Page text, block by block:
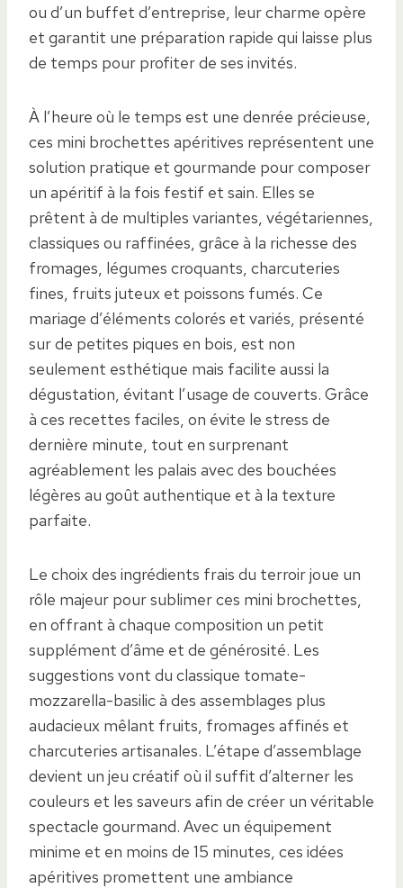
ou d’un buffet d’entreprise, leur charme opère
et garantit une préparation rapide qui laisse plus
de temps pour profiter de ses invités.
À l’heure où le temps est une denrée précieuse,
ces mini brochettes apéritives représentent une
solution pratique et gourmande pour composer
un apéritif à la fois festif et sain. Elles se
prêtent à de multiples variantes, végétariennes,
classiques ou raffinées, grâce à la richesse des
fromages, légumes croquants, charcuteries
fines, fruits juteux et poissons fumés. Ce
mariage d’éléments colorés et variés, présenté
sur de petites piques en bois, est non
seulement esthétique mais facilite aussi la
dégustation, évitant l’usage de couverts. Grâce
à ces recettes faciles, on évite le stress de
dernière minute, tout en surprenant
agréablement les palais avec des bouchées
légères au goût authentique et à la texture
parfaite.
Le choix des ingrédients frais du terroir joue un
rôle majeur pour sublimer ces mini brochettes,
en offrant à chaque composition un petit
supplément d’âme et de générosité. Les
suggestions vont du classique tomate-
mozzarella-basilic à des assemblages plus
audacieux mêlant fruits, fromages affinés et
charcuteries artisanales. L’étape d’assemblage
devient un jeu créatif où il suffit d’alterner les
couleurs et les saveurs afin de créer un véritable
spectacle gourmand. Avec un équipement
minime et en moins de 15 minutes, ces idées
apéritives promettent une ambiance